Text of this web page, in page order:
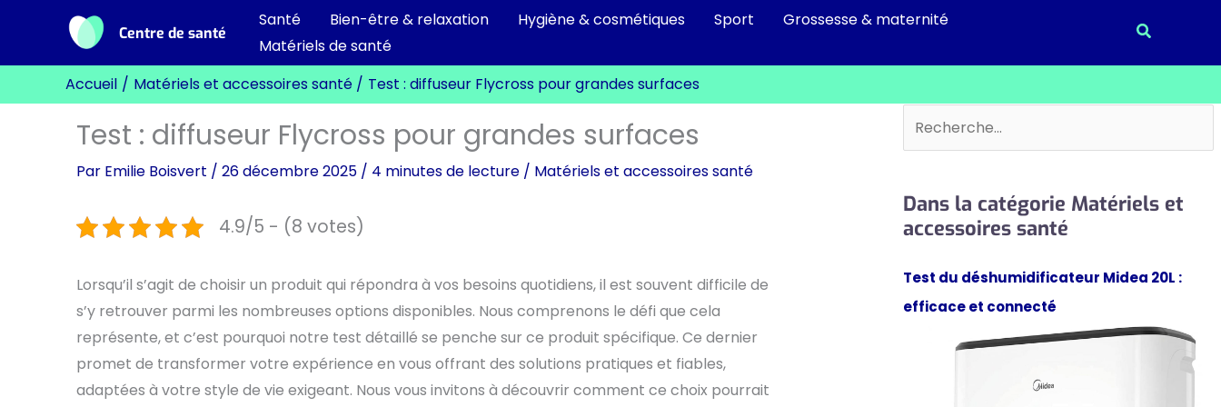
contenu
Centre de santé
Santé Bien-être & relaxation Hygiène & cosmétiques Sport
Grossesse & maternité
Matériels de santé
Accueil Matériels et accessoires santé Test : diffuseur Flycross pour grandes surfaces
Test : diffuseur Flycross pour grandes surfaces
Par Emilie Boisvert / 26 décembre 2025 / 4 minutes de lecture / Matériels et accessoires santé
4.9/5 - (8 votes)
Lorsqu’il s’agit de choisir un produit qui répondra à vos besoins quotidiens, il est souvent difficile de
s’y retrouver parmi les nombreuses options disponibles. Nous comprenons le défi que cela
représente, et c’est pourquoi notre test détaillé se penche sur ce produit spécifique. Ce dernier
promet de transformer votre expérience en vous offrant des solutions pratiques et fiables,
adaptées à votre style de vie exigeant. Nous vous invitons à découvrir comment ce choix pourrait
Rechercher
Dans la catégorie Matériels et
accessoires santé
Test du déshumidificateur Midea 20L :
efficace et connecté